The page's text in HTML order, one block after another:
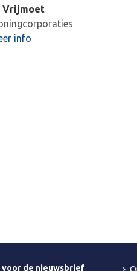
Vrijmoet
info
voor de nieuwsbrief